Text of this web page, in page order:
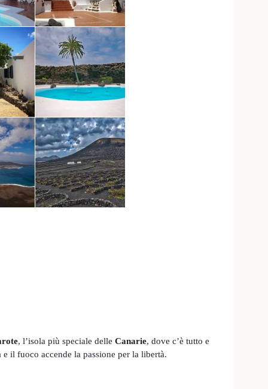
, l’isola più speciale delle Canarie, dove c’è tutto e
il fuoco accende la passione per la libertà.